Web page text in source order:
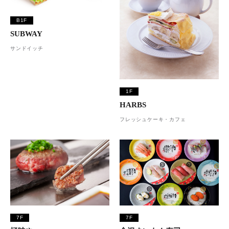
B1F
SUBWAY
サンドイッチ
1F
HARBS
フレッシュケーキ・カフェ
7F 7F